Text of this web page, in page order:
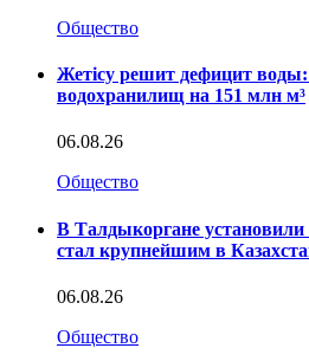
Общество
Жетісу решит дефицит воды:
водохранилищ на 151 млн м³
06.08.26
Общество
В Талдыкоргане
стал крупнейшим в
06.08.26
Общество